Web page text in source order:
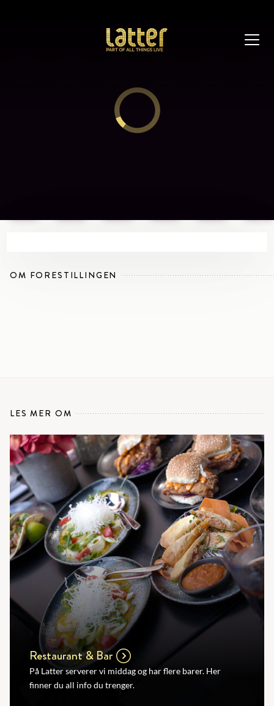
OM FORESTILLINGEN
LES MER OM
Restaurant & Bar
På Latter serverer vi middag og har flere barer. Her
finner du all info du trenger.